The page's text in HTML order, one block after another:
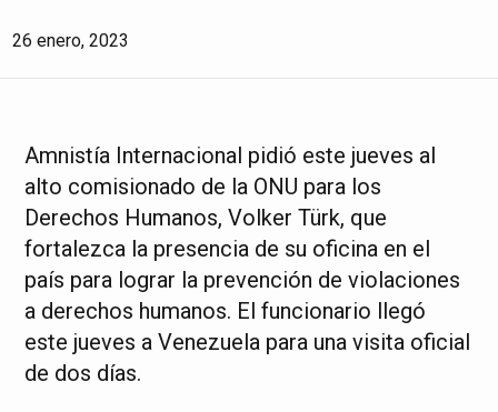
26 enero, 2023
Amnistía Internacional pidió este jueves al
alto comisionado de la ONU para los
Derechos Humanos, Volker Türk, que
fortalezca la presencia de su oficina en el
país para lograr la prevención de violaciones
a derechos humanos. El funcionario llegó
este jueves a Venezuela para una visita oficial
de dos días.